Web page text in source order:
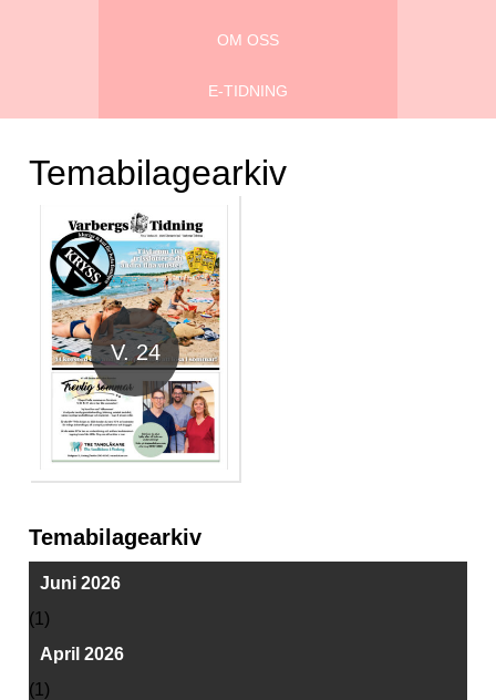
OM OSS
E-TIDNING
Temabilagearkiv
V. 24
Temabilagearkiv
Juni 2026
(1)
April 2026
(1)